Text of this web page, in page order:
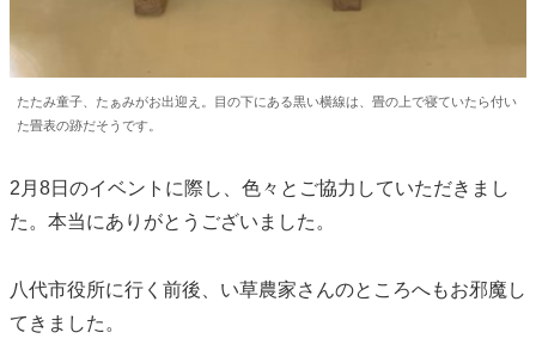
たたみ童子、たぁみがお出迎え。目の下にある黒い横線は、畳の上で寝ていたら付い
た畳表の跡だそうです。
2月8日のイベントに際し、色々とご協力していただきまし
た。本当にありがとうございました。
八代市役所に行く前後、い草農家さんのところへもお邪魔し
てきました。